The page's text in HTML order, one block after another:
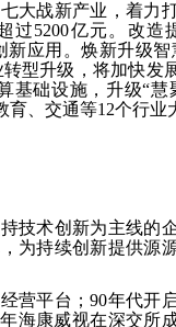
大战新产业，着力
过5200亿元。改
新应用。焕新升级
型升级，将加快发
基础设施，升级“慧
育、交通等12个行
技术创新为主线的
为持续创新提供源
营平台；90年代开
海康威视在深交所